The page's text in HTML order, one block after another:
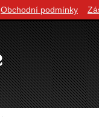
Obchodní podmínky